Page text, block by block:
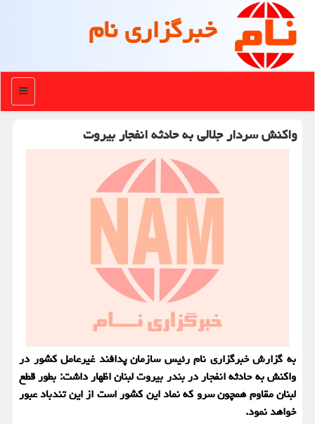
خبرگزاری نام
منو
واكنش سردار جلالی به حادثه انفجار بیروت
به گزارش خبرگزاری نام رئیس سازمان پدافند غیرعامل كشور در
واكنش به حادثه انفجار در بندر بیروت لبنان اظهار داشت: بطور قطع
لبنان مقاوم همچون سرو كه نماد این كشور است از این تندباد عبور
خواهد نمود.